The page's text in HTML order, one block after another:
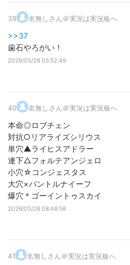
39. 名無しさん＠実況は実況板へ
>>37
歯石やろがい！
2026/05/28 05:52:49
40. 名無しさん＠実況は実況板へ
本命◎ロブチェン
対抗○リアライズシリウス
単穴▲ライヒスアドラー
連下△フォルテアンジェロ
小穴☆コンジェスタス
大穴×パントルナイーフ
爆穴＊ゴーイントゥスカイ
2026/05/28 08:48:58
41. 名無しさん＠実況は実況板へ